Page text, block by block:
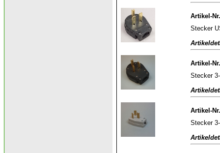
Artikel-
Stecker
Artikel-
Stecker
Artikel-
Stecker